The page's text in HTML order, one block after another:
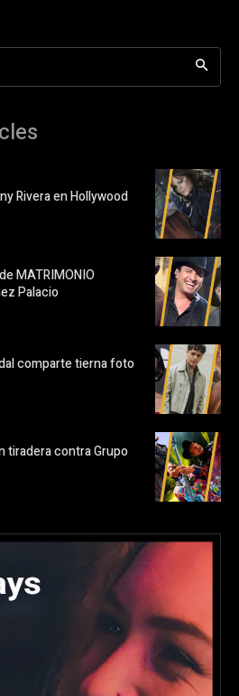
Rivera en Hollywood
MATRIMONIO
Palacio
comparte tierna foto
tiradera contra Grupo